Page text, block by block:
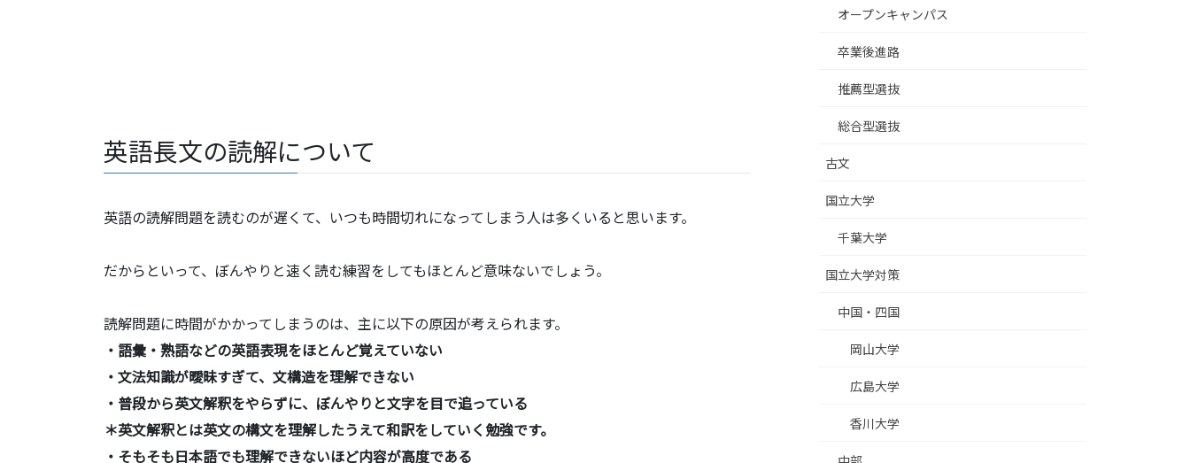
英語長文の読解について
英語の読解問題を読むのが遅くて、いつも時間切れになってしまう人は多くいると思います。
だからといって、ぼんやりと速く読む練習をしてもほとんど意味ないでしょう。
読解問題に時間がかかってしまうのは、主に以下の原因が考えられます。
・語彙・熟語などの英語表現をほとんど覚えていない
・文法知識が曖昧すぎて、文構造を理解できない
・普段から英文解釈をやらずに、ぼんやりと文字を目で追っている
＊英文解釈とは英文の構文を理解したうえて和訳をしていく勉強です。
・そもそも日本語でも理解できないほど内容が高度である
オープンキャンパス
卒業後進路
推薦型選抜
総合型選抜
古文
国立大学
千葉大学
国立大学対策
中国・四国
岡山大学
広島大学
香川大学